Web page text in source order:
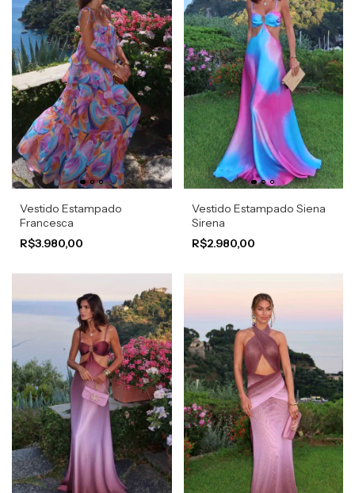
Vestido Estampado
Francesca
R$3.980,00
Vestido Estampado Siena
Sirena
R$2.980,00